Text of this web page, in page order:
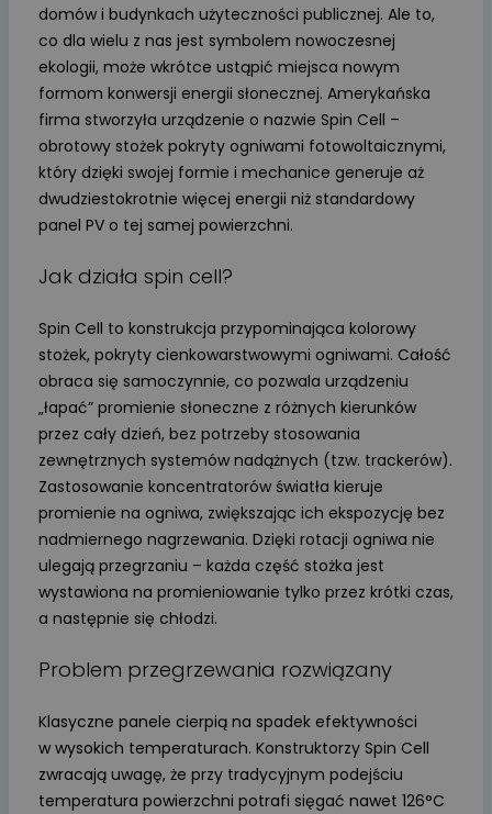
domów i budynkach użyteczności publicznej. Ale to,
co dla wielu z nas jest symbolem nowoczesnej
ekologii, może wkrótce ustąpić miejsca nowym
formom konwersji energii słonecznej. Amerykańska
firma stworzyła urządzenie o nazwie Spin Cell –
obrotowy stożek pokryty ogniwami fotowoltaicznymi,
który dzięki swojej formie i mechanice generuje aż
dwudziestokrotnie więcej energii niż standardowy
panel PV o tej samej powierzchni.
Jak działa spin cell?
Spin Cell to konstrukcja przypominająca kolorowy
stożek, pokryty cienkowarstwowymi ogniwami. Całość
obraca się samoczynnie, co pozwala urządzeniu
„łapać” promienie słoneczne z różnych kierunków
przez cały dzień, bez potrzeby stosowania
zewnętrznych systemów nadążnych (tzw. trackerów).
Zastosowanie koncentratorów światła kieruje
promienie na ogniwa, zwiększając ich ekspozycję bez
nadmiernego nagrzewania. Dzięki rotacji ogniwa nie
ulegają przegrzaniu – każda część stożka jest
wystawiona na promieniowanie tylko przez krótki czas,
a następnie się chłodzi.
Problem przegrzewania rozwiązany
Klasyczne panele cierpią na spadek efektywności
w wysokich temperaturach. Konstruktorzy Spin Cell
zwracają uwagę, że przy tradycyjnym podejściu
temperatura powierzchni potrafi sięgać nawet 126°C